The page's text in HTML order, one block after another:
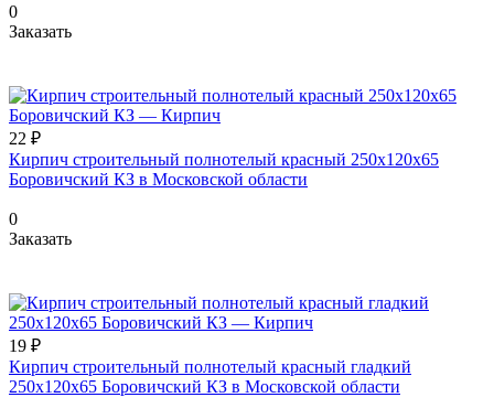
0
Заказать
22 ₽
Кирпич строительный полнотелый красный 250х120х65
Боровичский КЗ в Московской области
0
Заказать
19 ₽
Кирпич строительный полнотелый красный гладкий
250х120х65 Боровичский КЗ в Московской области